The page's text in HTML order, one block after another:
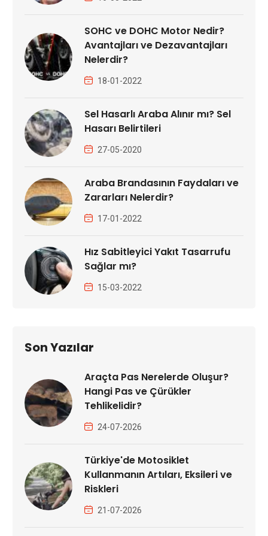
SOHC ve DOHC Motor Nedir?
Avantajları ve Dezavantajları
Nelerdir?
18-01-2022
Sel Hasarlı Araba Alınır mı? Sel
Hasarı Belirtileri
27-05-2020
Araba Brandasının Faydaları ve
Zararları Nelerdir?
17-01-2022
Hız Sabitleyici Yakıt Tasarrufu
Sağlar mı?
15-03-2022
Son Yazılar
Araçta Pas Nerelerde Oluşur?
Hangi Pas ve Çürükler
Tehlikelidir?
24-07-2026
Türkiye'de Motosiklet
Kullanmanın Artıları, Eksileri ve
Riskleri
21-07-2026